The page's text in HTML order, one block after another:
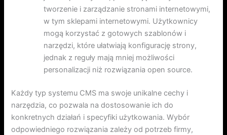
tworzenie i zarządzanie stronami internetowymi,
w tym sklepami internetowymi. Użytkownicy
mogą korzystać z gotowych szablonów i
narzędzi, które ułatwiają konfigurację strony,
jednak z reguły mają mniej możliwości
personalizacji niż rozwiązania open source.
Każdy typ systemu CMS ma swoje unikalne cechy i
narzędzia, co pozwala na dostosowanie ich do
konkretnych działań i specyfiki użytkowania. Wybór
odpowiedniego rozwiązania zależy od potrzeb firmy,